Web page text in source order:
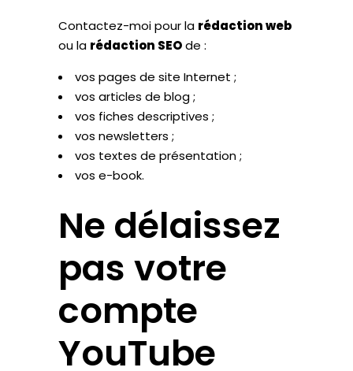
Contactez-moi pour la rédaction web
ou la rédaction SEOde :
vos pages de site Internet ;
vos articles de blog ;
vos fiches descriptives ;
vos newsletters ;
vos textes de présentation ;
vos e-book.
Ne délaissez
pas votre
compte
YouTube